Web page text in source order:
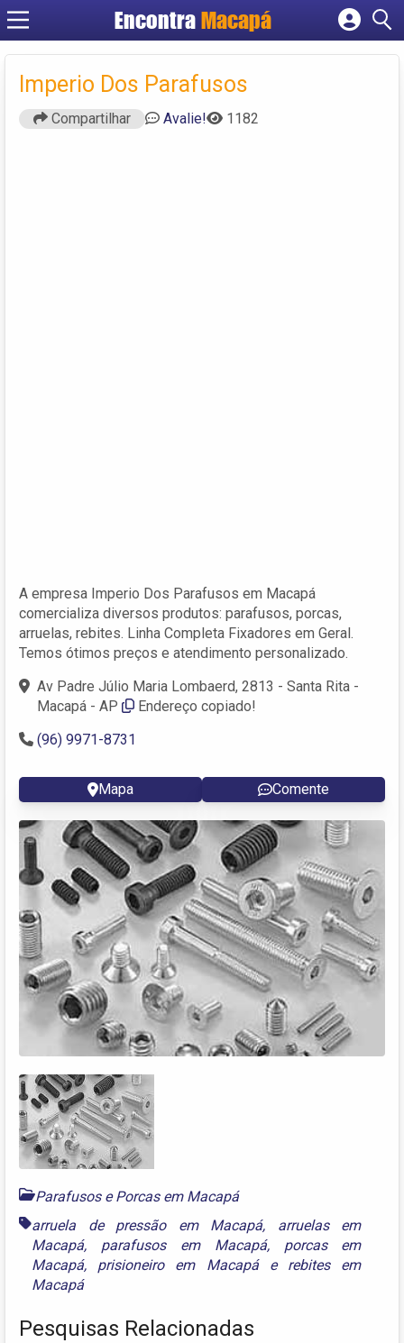
EncontraMacapá
Cadastrar empresa
Fazer login
Criar conta
Imperio Dos Parafusos
Compartilhar Avalie! 1182
A empresa Imperio Dos Parafusos em Macapá
comercializa diversos produtos: parafusos, porcas,
arruelas, rebites. Linha Completa Fixadores em Geral.
Temos ótimos preços e atendimento personalizado.
Av Padre Júlio Maria Lombaerd, 2813 - Santa Rita -
Macapá - AP
Endereço copiado!
(96) 9971-8731
Mapa Comente
Parafusos e Porcas em Macapá
arruela de pressão em Macapá, arruelas em
Macapá, parafusos em Macapá, porcas em
Macapá, prisioneiro em Macapáe rebites em
Macapá
Pesquisas Relacionadas